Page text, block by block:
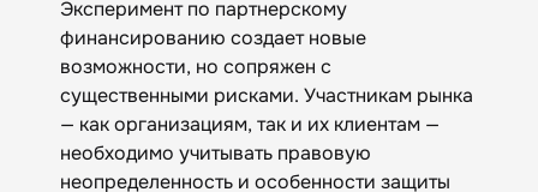
Эксперимент по партнерскому
финансированию создает новые
возможности, но сопряжен с
существенными рисками. Участникам рынка
— как организациям, так и их клиентам —
необходимо учитывать правовую
неопределенность и особенности защиты